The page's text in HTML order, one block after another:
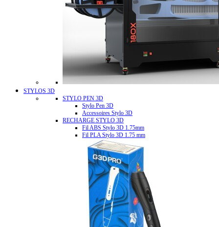
STYLOS 3D
STYLO PEN 3D
Stylo Pen 3D
Accessoires Stylo 3D
RECHARGE STYLO 3D
Fil ABS Stylo 3D 1.75mm
Fil PLA Stylo 3D 1.75 mm